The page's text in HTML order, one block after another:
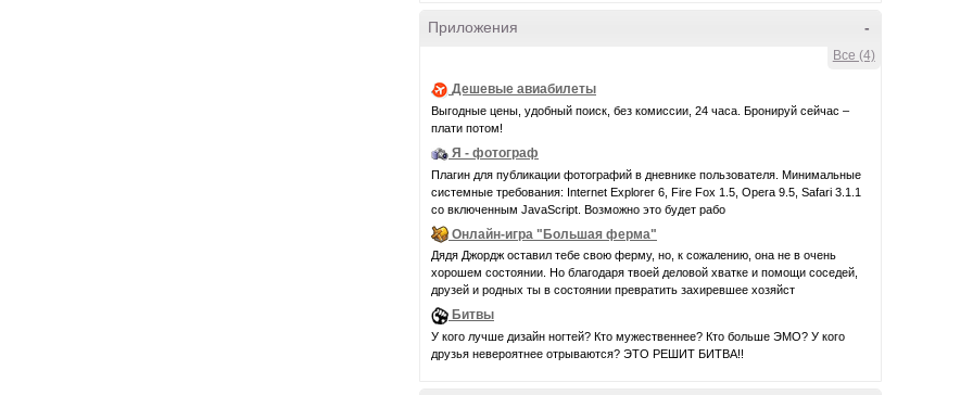
-
Приложения
Все (4)
Дешевые авиабилеты
Выгодные цены, удобный поиск, без комиссии, 24 часа. Бронируй сейчас –
плати потом!
Я - фотограф
Плагин для публикации фотографий в дневнике пользователя. Минимальные
системные требования: Internet Explorer 6, Fire Fox 1.5, Opera 9.5, Safari 3.1.1
со включенным JavaScript. Возможно это будет рабо
Онлайн-игра "Большая ферма"
Дядя Джордж оставил тебе свою ферму, но, к сожалению, она не в очень
хорошем состоянии. Но благодаря твоей деловой хватке и помощи соседей,
друзей и родных ты в состоянии превратить захиревшее хозяйст
Битвы
У кого лучше дизайн ногтей? Кто мужественнее? Кто больше ЭМО? У кого
друзья невероятнее отрываются? ЭТО РЕШИТ БИТВА!!